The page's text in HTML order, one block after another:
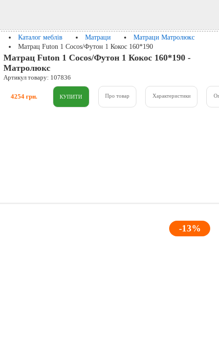
Каталог меблів Матраци
Матраци Матролюкс
Матрац Futon 1 Cocos/Футон 1 Кокос 160*190
Матрац Futon 1 Cocos/Футон 1 Кокос 160*190 -
Матролюкс
Артикул товару: 107836
4254 грн. Про товар Характеристики
-13%